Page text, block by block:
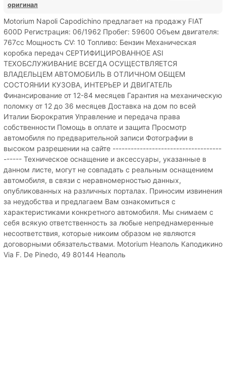
оригинал
Motorium Napoli Capodichino предлагает на продажу FIAT
600D Регистрация: 06/1962 Пробег: 59600 Объем двигателя:
767cc Мощность CV: 10 Топливо: Бензин Механическая
коробка передач СЕРТИФИЦИРОВАННОЕ ASI
ТЕХОБСЛУЖИВАНИЕ ВСЕГДА ОСУЩЕСТВЛЯЕТСЯ
ВЛАДЕЛЬЦЕМ АВТОМОБИЛЬ В ОТЛИЧНОМ ОБЩЕМ
СОСТОЯНИИ КУЗОВА, ИНТЕРЬЕР И ДВИГАТЕЛЬ
Финансирование от 12-84 месяцев Гарантия на механическую
поломку от 12 до 36 месяцев Доставка на дом по всей
Италии Бюрократия Управление и передача права
собственности Помощь в оплате и защита Просмотр
автомобиля по предварительной записи Фотографии в
высоком разрешении на сайте ------------------------------------
------ Техническое оснащение и аксессуары, указанные в
данном листе, могут не совпадать с реальным оснащением
автомобиля, в связи с неравномерностью данных,
опубликованных на различных порталах. Приносим извинения
за неудобства и предлагаем Вам ознакомиться с
характеристиками конкретного автомобиля. Мы снимаем с
себя всякую ответственность за любые непреднамеренные
несоответствия, которые никоим образом не являются
договорными обязательствами. Motorium Неаполь Каподикино
Via F. De Pinedo, 49 80144 Неаполь